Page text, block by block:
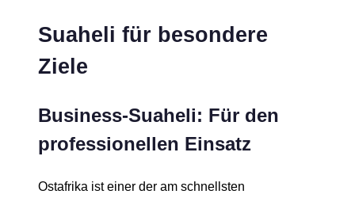
Suaheli für besondere
Ziele
Business-Suaheli: Für den
professionellen Einsatz
Ostafrika ist einer der am schnellsten